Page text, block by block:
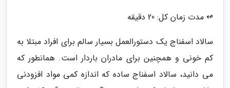
↫ مدت زمان کل: 20 دقیقه
سالاد اسفناج یک دستورالعمل بسیار سالم برای افراد مبتلا به
کم خونی و همچنین برای مادران باردار است. همانطور که
می دانید، سالاد اسفناج ساده که اندازه کمی مواد افزودنی